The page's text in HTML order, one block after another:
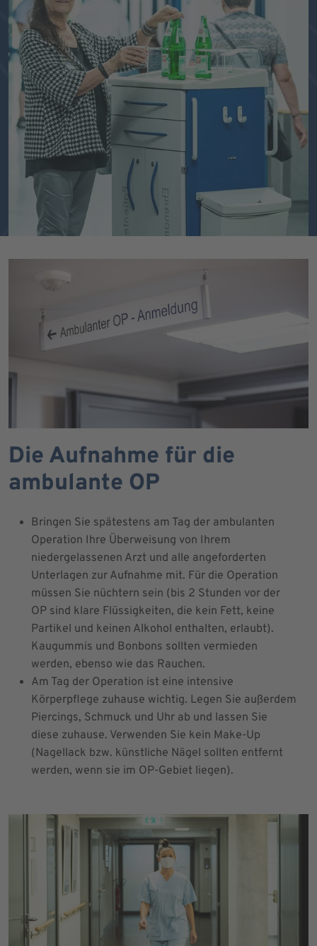
Die Aufnahme für die
ambulante OP
Bringen Sie spätestens am Tag der ambulanten
Operation Ihre Überweisung von Ihrem
niedergelassenen Arzt und alle angeforderten
Unterlagen zur Aufnahme mit. Für die Operation
müssen Sie nüchtern sein (bis 2 Stunden vor der
OP sind klare Flüssigkeiten, die kein Fett, keine
Partikel und keinen Alkohol enthalten, erlaubt).
Kaugummis und Bonbons sollten vermieden
werden, ebenso wie das Rauchen.
Am Tag der Operation ist eine intensive
Körperpflege zuhause wichtig. Legen Sie außerdem
Piercings, Schmuck und Uhr ab und lassen Sie
diese zuhause. Verwenden Sie kein Make-Up
(Nagellack bzw. künstliche Nägel sollten entfernt
werden, wenn sie im OP-Gebiet liegen).